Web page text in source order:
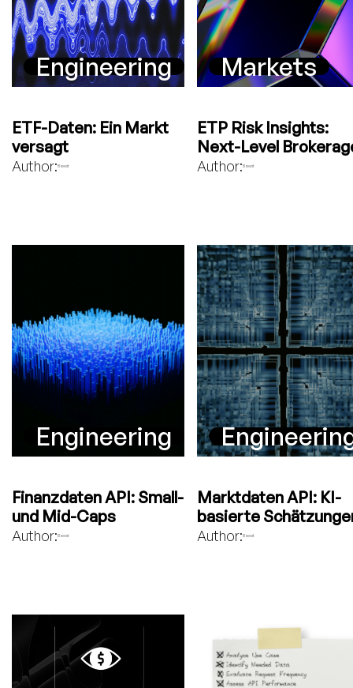
Engineering
ETF-Daten: Ein Markt
versagt
Author:Bavest
Markets
ETP Risk Insights:
Next-Level
Author:Bavest
Engineering
Finanzdaten API: Small-
und Mid-Caps
Author: Bavest
Marktdaten API: KI-
basierte
Author: Bavest